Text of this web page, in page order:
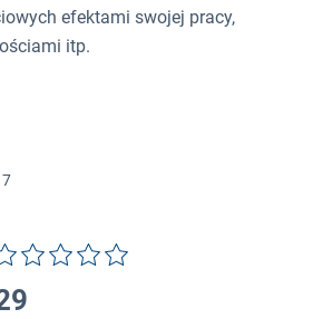
efektami swojej pracy,
itp.